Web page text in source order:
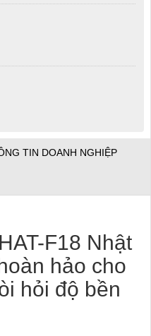
TIN DOANH NGHIỆP
F18 Nhật
hảo cho
hỏi độ bền